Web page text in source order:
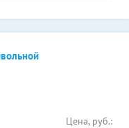
Цена, руб.: